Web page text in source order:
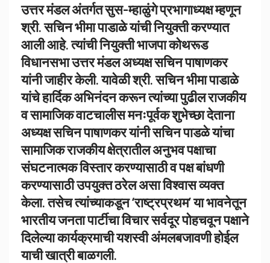
उत्तर मंडल अंतर्गत सुस-म्हाळुंगे प्रभागाध्यक्ष म्हणून
श्री. सचिन भीमा पाडाळे यांची नियुक्ती करण्यात
आली आहे. त्यांची नियुक्ती भाजपा कोथरूड
विधानसभा उत्तर मंडल अध्यक्ष सचिन पाषाणकर
यांनी जाहीर केली. यावेळी श्री. सचिन भीमा पाडाळे
यांचे हार्दिक अभिनंदन करून त्यांच्या पुढील राजकीय
व सामाजिक वाटचालीस मनःपूर्वक शुभेच्छा देताना
अध्यक्ष सचिन पाषाणकर यांनी सचिन पाडळे यांचा
सामाजिक राजकीय क्षेत्रातील अनुभव पक्षाचा
संघटनात्मक विस्तार करण्यासाठी व पक्ष बांधणी
करण्यासाठी उपयुक्त ठरेल असा विश्वास व्यक्त
केला. तसेच त्यांच्याकडून ‘राष्ट्रप्रथम’ या भावनेतून
भारतीय जनता पार्टीचा विचार सर्वदूर पोहचवून पक्षाने
दिलेल्या कार्यक्रमाची यशस्वी अंमलबजावणी होईल
याची खात्री बाळगली.